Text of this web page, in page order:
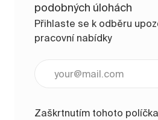
podobných úlohách
Přihlaste se k odběru
pracovní nabídky
Zaškrtnutím tohoto